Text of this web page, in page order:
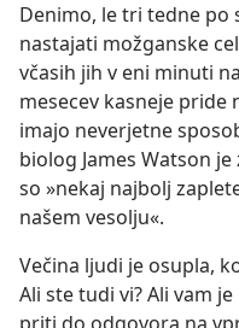
Denimo, le tri tedne po
nastajati možganske
včasih jih v eni minuti
mesecev kasneje
imajo neverjetne
biolog James Watson
so »nekaj najbolj
našem vesolju«.
Večina ljudi je osupla,
Ali ste tudi vi? Ali vam